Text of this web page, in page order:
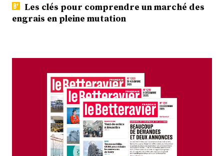
Les clés pour comprendre un marché des
engrais en pleine mutation